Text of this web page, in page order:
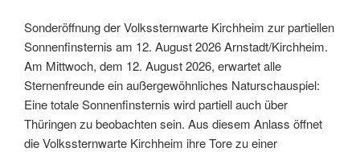
Sonderöffnung der Volkssternwarte Kirchheim zur partiellen
Sonnenfinsternis am 12. August 2026 Arnstadt/Kirchheim.
Am Mittwoch, dem 12. August 2026, erwartet alle
Sternenfreunde ein außergewöhnliches Naturschauspiel:
Eine totale Sonnenfinsternis wird partiell auch über
Thüringen zu beobachten sein. Aus diesem Anlass öffnet
die Volkssternwarte Kirchheim ihre Tore zu einer